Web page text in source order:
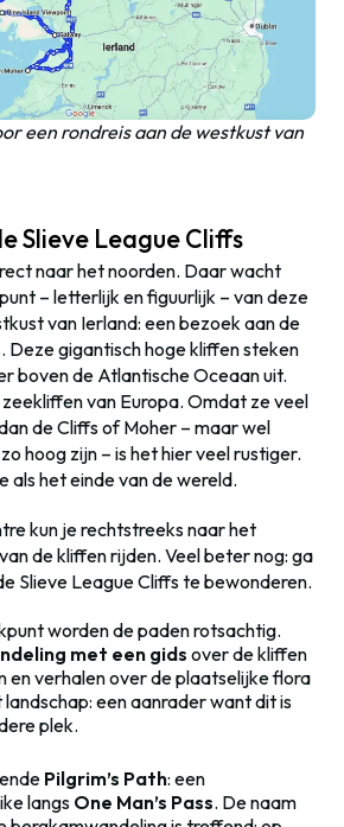
een rondreis aan de westkust van
Slieve League Cliffs
naar het noorden. Daar wacht
– letterlijk en figuurlijk – van deze
van Ierland: een bezoek aan de
Deze gigantisch hoge kliffen steken
boven de Atlantische Oceaan uit.
van Europa. Omdat ze veel
de Cliffs of Moher – maar wel
hoog zijn – is het hier veel rustiger.
als het einde van de wereld.
kun je rechtstreeks naar het
de kliffen rijden. Veel beter nog: ga
Slieve League Cliffs te bewonderen.
worden de paden rotsachtig.
met een gids over de kliffen
en verhalen over de plaatselijke flora
landschap: een aanrader want dit is
plek.
Pilgrim’s Path: een
langs One Man’s Pass. De naam